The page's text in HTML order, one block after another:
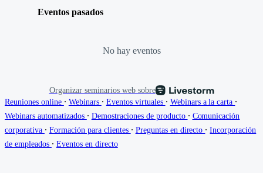
Eventos pasados
No hay eventos
Organizar seminarios web sobre
Reuniones online ∙ Webinars ∙ Eventos virtuales ∙ Webinars a la carta ∙
Webinars automatizados ∙ Demostraciones de producto ∙ Comunicación
corporativa ∙ Formación para clientes ∙ Preguntas en directo ∙ Incorporación
de empleados ∙ Eventos en directo